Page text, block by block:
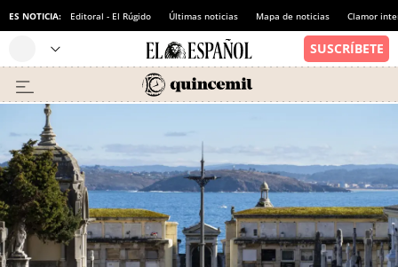
ES NOTICIA: Editoral - El Rúgido Últimas noticias Mapa de noticias Clamor